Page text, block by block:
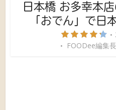
日本橋 お多幸本
「おでん」で日
FOODee編集